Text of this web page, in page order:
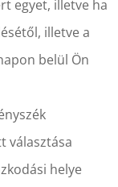
egyet, illetve ha
illetve a
belül Ön
választása
helye